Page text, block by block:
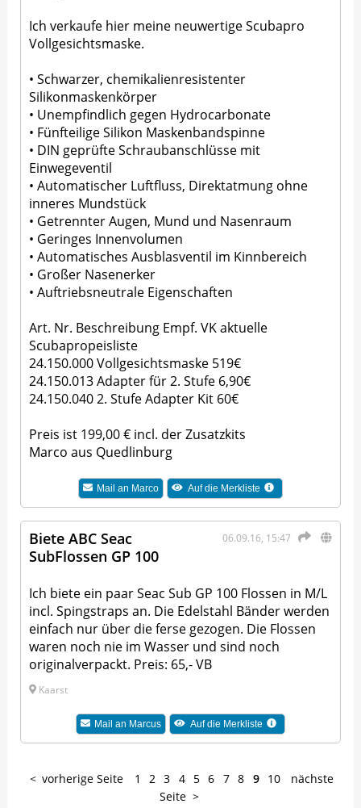
Ich verkaufe hier meine neuwertige Scubapro
Vollgesichtsmaske.
• Schwarzer, chemikalienresistenter
Silikonmaskenkörper
• Unempfindlich gegen Hydrocarbonate
• Fünfteilige Silikon Maskenbandspinne
• DIN geprüfte Schraubanschlüsse mit
Einwegeventil
• Automatischer Luftfluss, Direktatmung ohne
inneres Mundstück
• Getrennter Augen, Mund und Nasenraum
• Geringes Innenvolumen
• Automatisches Ausblasventil im Kinnbereich
• Großer Nasenerker
• Auftriebsneutrale Eigenschaften
Art. Nr. Beschreibung Empf. VK aktuelle
Scubapropeisliste
24.150.000 Vollgesichtsmaske 519€
24.150.013 Adapter für 2. Stufe 6,90€
24.150.040 2. Stufe Adapter Kit 60€
Preis ist 199,00 € incl. der Zusatzkits
Marco aus Quedlinburg
Mail an Marco Auf die Merkliste
06.09.16, 15:47
Biete ABC Seac
SubFlossen GP 100
Ich biete ein paar Seac Sub GP 100 Flossen in M/L
incl. Spingstraps an. Die Edelstahl Bänder werden
einfach nur über die ferse gezogen. Die Flossen
waren noch nie im Wasser und sind noch
originalverpackt. Preis: 65,- VB
Kaarst
Mail an Marcus Auf die Merkliste
vorherige Seite 1 2 3 4 5 6 7 8 9 10
nächste
Seite